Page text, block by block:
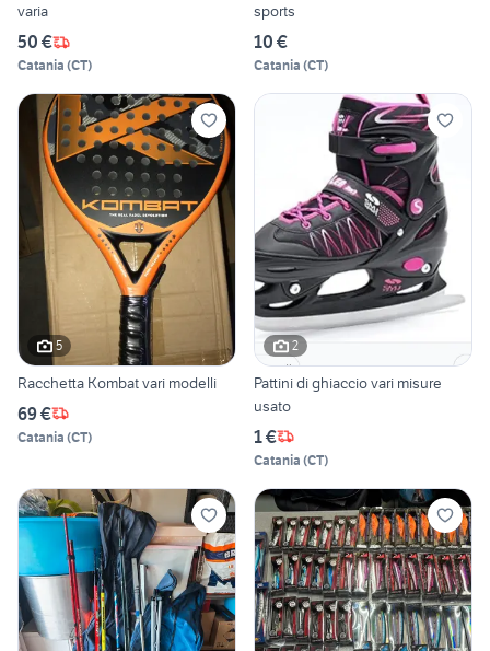
varia
50 €
Catania (CT)
sports
10 €
Catania (CT)
5
Racchetta Kombat vari modelli
69 €
Catania (CT)
2
Pattini di ghiaccio vari misure
usato
1 €
Catania (CT)